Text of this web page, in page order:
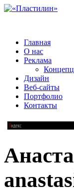
Главная
О нас
Реклама
Дизайн
Веб-сайты
Портфолио
Контакты